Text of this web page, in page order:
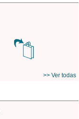
>> Ver todas